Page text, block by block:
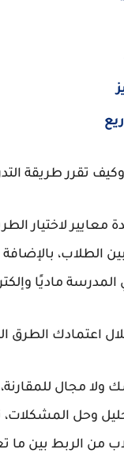
تقرر طريقة
معايير لاختيار
بين الطلاب،
ماديًا
اعتمادك الطرق
ولا مجال
وحل
من الربط بين ما